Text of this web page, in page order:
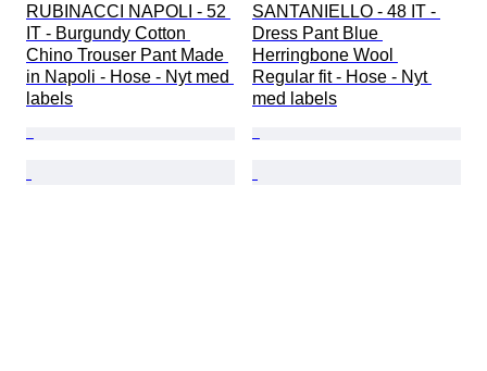
RUBINACCI NAPOLI - 52
IT - Burgundy Cotton
Chino Trouser Pant Made
in Napoli - Hose - Nyt med
labels
SANTANIELLO - 48 IT -
Dress Pant Blue
Herringbone Wool
Regular fit - Hose - Nyt
med labels